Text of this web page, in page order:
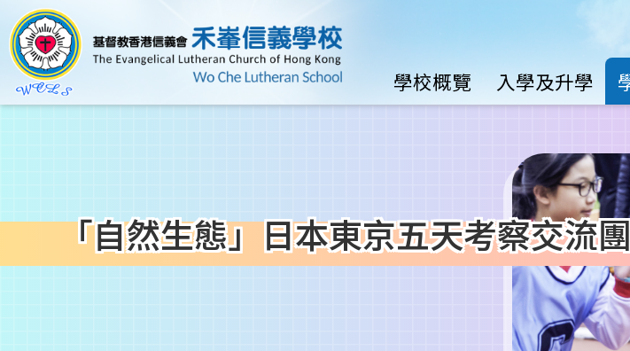
移至主內容
Main
navigation
學校概覽 入學及升學
「自然生態」日本東京五天考察交流